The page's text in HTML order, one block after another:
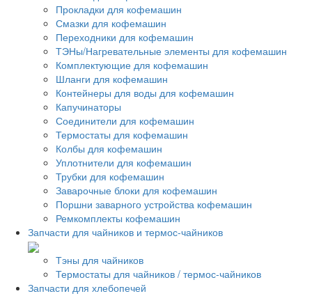
Прокладки для кофемашин
Смазки для кофемашин
Переходники для кофемашин
ТЭНы/Нагревательные элементы для кофемашин
Комплектующие для кофемашин
Шланги для кофемашин
Контейнеры для воды для кофемашин
Капучинаторы
Соединители для кофемашин
Термостаты для кофемашин
Колбы для кофемашин
Уплотнители для кофемашин
Трубки для кофемашин
Заварочные блоки для кофемашин
Поршни заварного устройства кофемашин
Ремкомплекты кофемашин
Запчасти для чайников и термос-чайников
Тэны для чайников
Термостаты для чайников / термос-чайников
Запчасти для хлебопечей